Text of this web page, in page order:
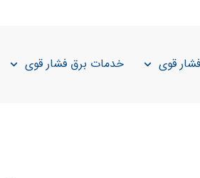
قوی خدمات برق فشار قوی